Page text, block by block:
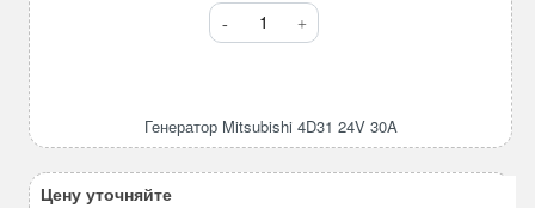
Количество
товара
24V
Генератор Mitsubishi 4D31 24V 30A
Цену уточняйте